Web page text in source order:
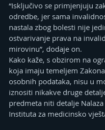
“Isključivo se primjenjuju
odredbe, jer sama
nastala zbog bolesti nije
ostvarivanje prava na
mirovinu”, dodaje on.
Kako kaže, s obzirom na
koja imaju temeljem
osobnih podataka, nisu u
iznositi nikakve druge
predmeta niti detalje
Instituta za medicinsko